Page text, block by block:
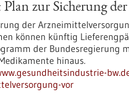
Plan zur Sicherung
der
können künftig
der Bundesregierung
hinaus.
vor